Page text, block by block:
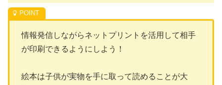
情報発信しながらネットプリントを活用して相手
が印刷できるようにしよう！
絵本は子供が実物を手に取って読めることが大